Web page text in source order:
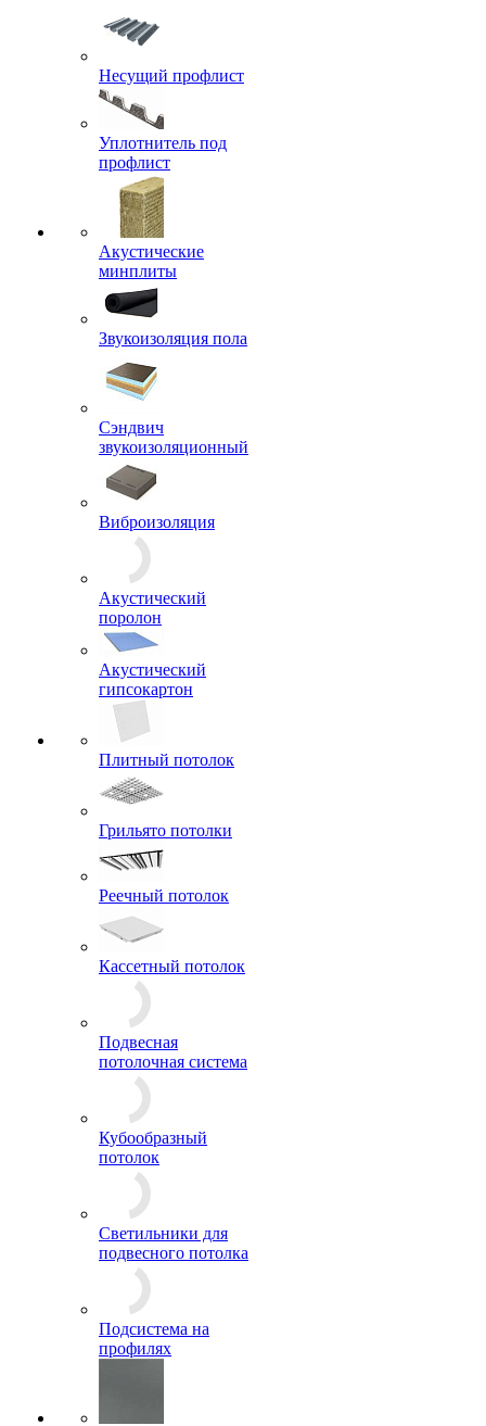
Несущий профлист
Уплотнитель под
профлист
Акустические
минплиты
Звукоизоляция пола
Сэндвич
звукоизоляционный
Виброизоляция
Акустический
поролон
Акустический
гипсокартон
Плитный потолок
Грильято потолки
Реечный потолок
Кассетный потолок
Подвесная
потолочная система
Кубообразный
потолок
Светильники для
подвесного потолка
Подсистема на
профилях